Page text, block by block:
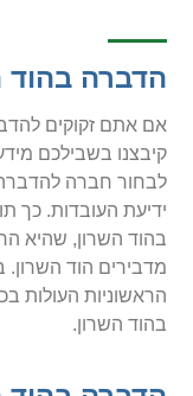
הדברה בהוד
אם אתם זקוקים
קיבצנו בשבילכם
לבחור חברה
ידיעת העובדות.
בהוד השרון, שהיא
מדבירים הוד
הראשוניות העולות
בהוד השרון.